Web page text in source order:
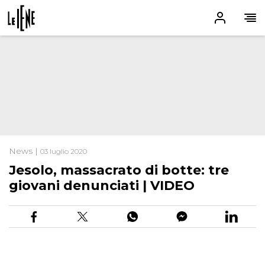
News | 03 luglio 2020
Jesolo, massacrato di botte: tre
giovani denunciati | VIDEO